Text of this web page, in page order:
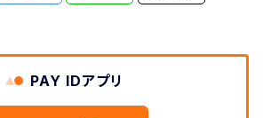
PAY IDアプリ